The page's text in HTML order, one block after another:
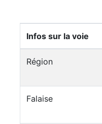
Infos sur la voie
Région
Falaise